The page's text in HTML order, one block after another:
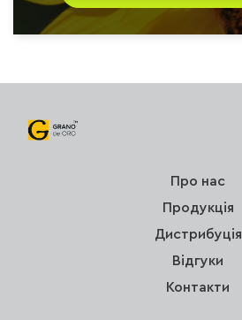
Про нас
Продукція
Дистрибуція
Відгуки
Контакти